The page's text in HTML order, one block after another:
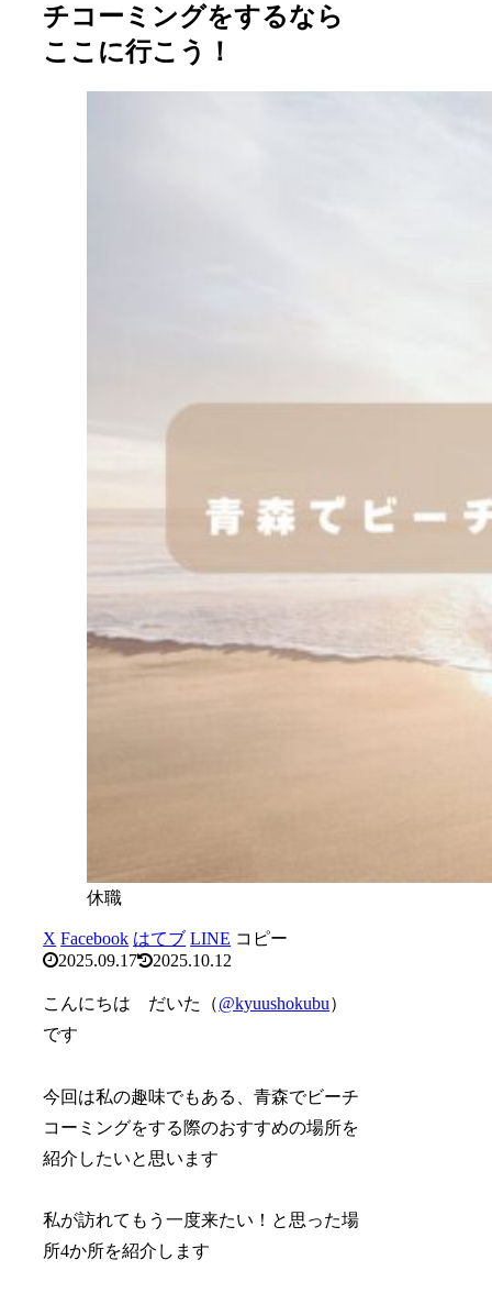
チコーミングをするなら
ここに行こう！
休職
X Facebook はてブ LINE コピー
2025.09.17
2025.10.12
こんにちは だいた（@kyuushokubu）
です
今回は私の趣味でもある、青森でビーチ
コーミングをする際のおすすめの場所を
紹介したいと思います
私が訪れてもう一度来たい！と思った場
所4か所を紹介します